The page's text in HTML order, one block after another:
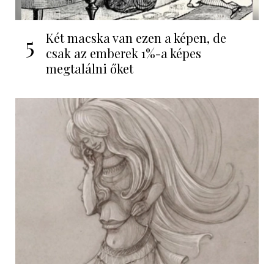
5
Két macska van ezen a képen, de
csak az emberek 1%-a képes
megtalálni őket